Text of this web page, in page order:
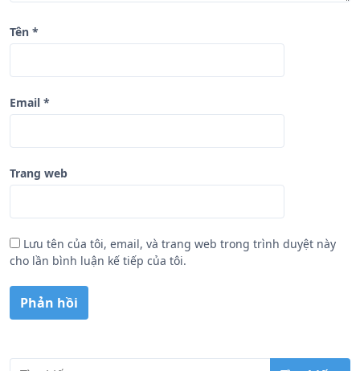
Tên *
Email *
Trang web
Lưu tên của tôi, email, và trang web trong trình duyệt này
cho lần bình luận kế tiếp của tôi.